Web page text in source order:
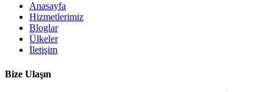
Anasayfa
Hizmetlerimiz
Bloglar
Ülkeler
İletişim
Bize Ulaşın